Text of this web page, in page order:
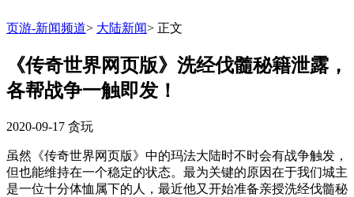
页游-新闻频道> 大陆新闻> 正文
《传奇世界网页版》洗经伐髓秘籍泄露，
各帮战争一触即发！
2020-09-17 贪玩
虽然《传奇世界网页版》中的玛法大陆时不时会有战争触发，
但也能维持在一个稳定的状态。最为关键的原因在于我们城主
是一位十分体恤属下的人，最近他又开始准备亲授洗经伐髓秘